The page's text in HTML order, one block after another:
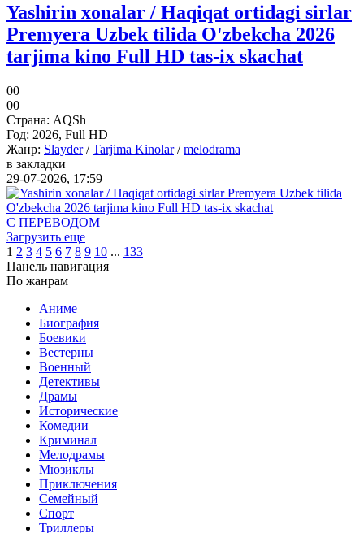
Yashirin xonalar / Haqiqat ortidagi sirlar
Premyera Uzbek tilida O'zbekcha 2026
tarjima kino Full HD tas-ix skachat
00
00
Страна: AQSh
Год: 2026, Full HD
Жанр: Slayder/Tarjima Kinolar/melodrama
в закладки
29-07-2026, 17:59
С ПЕРЕВОДОМ
Загрузить еще
1 2 3 4 5 6 7 8 9 10 ... 133
Панель навигация
По жанрам
Аниме
Биография
Боевики
Вестерны
Военный
Детективы
Драмы
Исторические
Комедии
Криминал
Мелодрамы
Мюзиклы
Приключения
Семейный
Спорт
Триллеры